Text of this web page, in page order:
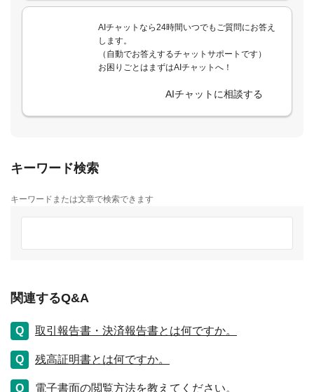
AIチャットなら24時間いつでもご質問にお答え
します。
（自動でお答えするチャットサポートです）
お困りごとはまずはAIチャットへ！
AIチャットに相談する
キーワード検索
キーワードまたは文章で検索できます
関連するQ&A
取引報告書・決済報告書とは何ですか。
残高証明書とは何ですか。
電子書面の閲覧方法を教えてください。